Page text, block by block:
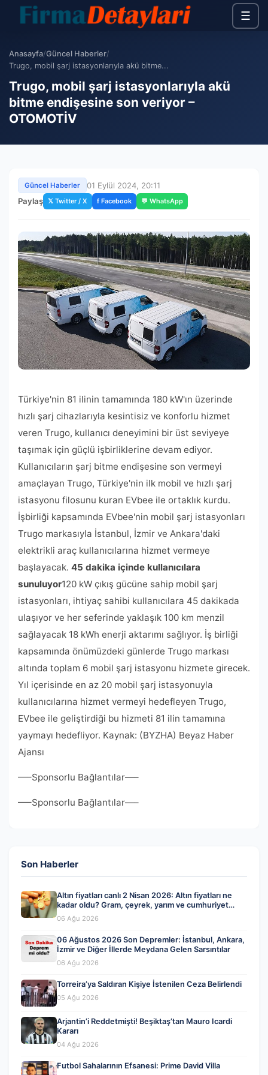
☰
Anasayfa/Güncel Haberler/
Trugo, mobil şarj istasyonlarıyla akü bitme...
Trugo, mobil şarj istasyonlarıyla akü
bitme endişesine son veriyor –
OTOMOTİV
Güncel Haberler
01 Eylül 2024, 20:11
Paylaş 𝕏 Twitter / X f Facebook 💬 WhatsApp
Türkiye'nin 81 ilinin tamamında 180 kW'ın üzerinde
hızlı şarj cihazlarıyla kesintisiz ve konforlu hizmet
veren Trugo, kullanıcı deneyimini bir üst seviyeye
taşımak için güçlü işbirliklerine devam ediyor.
Kullanıcıların şarj bitme endişesine son vermeyi
amaçlayan Trugo, Türkiye'nin ilk mobil ve hızlı şarj
istasyonu filosunu kuran EVbee ile ortaklık kurdu.
İşbirliği kapsamında EVbee'nin mobil şarj istasyonları
Trugo markasıyla İstanbul, İzmir ve Ankara'daki
elektrikli araç kullanıcılarına hizmet vermeye
başlayacak. 45 dakika içinde kullanıcılara
sunuluyor120 kW çıkış gücüne sahip mobil şarj
istasyonları, ihtiyaç sahibi kullanıcılara 45 dakikada
ulaşıyor ve her seferinde yaklaşık 100 km menzil
sağlayacak 18 kWh enerji aktarımı sağlıyor. İş birliği
kapsamında önümüzdeki günlerde Trugo markası
altında toplam 6 mobil şarj istasyonu hizmete girecek.
Yıl içerisinde en az 20 mobil şarj istasyonuyla
kullanıcılarına hizmet vermeyi hedefleyen Trugo,
EVbee ile geliştirdiği bu hizmeti 81 ilin tamamına
yaymayı hedefliyor. Kaynak: (BYZHA) Beyaz Haber
Ajansı
—–Sponsorlu Bağlantılar—–
—–Sponsorlu Bağlantılar—–
Son Haberler
Altın fiyatları canlı 2 Nisan 2026: Altın fiyatları ne
kadar oldu? Gram, çeyrek, yarım ve cumhuriyet
altını alış satış fiyatları
06 Ağu 2026
06 Ağustos 2026 Son Depremler: İstanbul, Ankara,
İzmir ve Diğer İllerde Meydana Gelen Sarsıntılar
06 Ağu 2026
Torreira’ya Saldıran Kişiye İstenilen Ceza Belirlendi
05 Ağu 2026
Arjantin’i Reddetmişti! Beşiktaş’tan Mauro Icardi
Kararı
04 Ağu 2026
Futbol Sahalarının Efsanesi: Prime David Villa